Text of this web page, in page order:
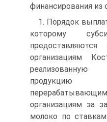
финансирования из
1. Порядок
которому
предоставляются
организациям
продукцию
организациям за
молоко по